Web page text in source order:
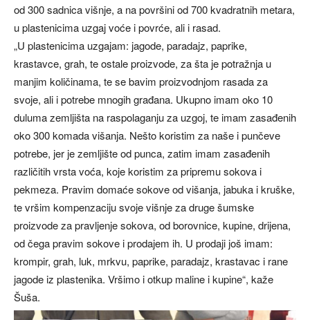
od 300 sadnica višnje, a na površini od 700 kvadratnih metara,
u plastenicima uzgaj voće i povrće, ali i rasad.
„U plastenicima uzgajam: jagode, paradajz, paprike,
krastavce, grah, te ostale proizvode, za šta je potražnja u
manjim količinama, te se bavim proizvodnjom rasada za
svoje, ali i potrebe mnogih građana. Ukupno imam oko 10
duluma zemljišta na raspolaganju za uzgoj, te imam zasađenih
oko 300 komada višanja. Nešto koristim za naše i punčeve
potrebe, jer je zemljište od punca, zatim imam zasađenih
različitih vrsta voća, koje koristim za pripremu sokova i
pekmeza. Pravim domaće sokove od višanja, jabuka i kruške,
te vršim kompenzaciju svoje višnje za druge šumske
proizvode za pravljenje sokova, od borovnice, kupine, drijena,
od čega pravim sokove i prodajem ih. U prodaji još imam:
krompir, grah, luk, mrkvu, paprike, paradajz, krastavac i rane
jagode iz plastenika. Vršimo i otkup maline i kupine“, kaže
Šuša.